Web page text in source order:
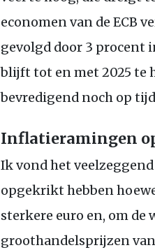
economen van de ECB
gevolgd door 3 procent
blijft tot en met 2025 te
bevredigend noch op
Inflatieramingen
Ik vond het veelzeggend
opgekrikt hebben
sterkere euro en, om de
groothandelsprijzen van